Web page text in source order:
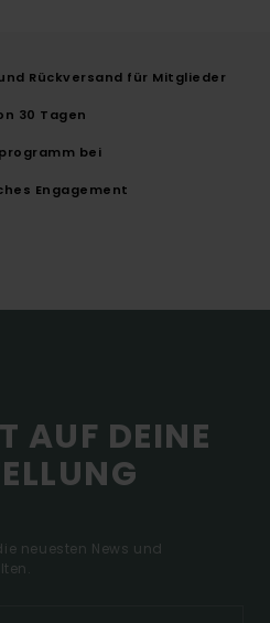
Rückversand für Mitglieder
30 Tagen
bei
Engagement
AUF DEINE
neuesten News und